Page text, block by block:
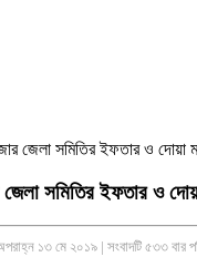
জেলা সমিতির ইফতার ও দোয়া
জেলা সমিতির ইফতার ও
১৩ মে ২০১৯ | সংবাদটি ৫৩৩ বার